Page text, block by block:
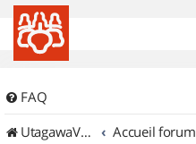
FAQ
UtagawaVTT (Randos VTT et VTTAE avec traces GPS)
Accueil forum